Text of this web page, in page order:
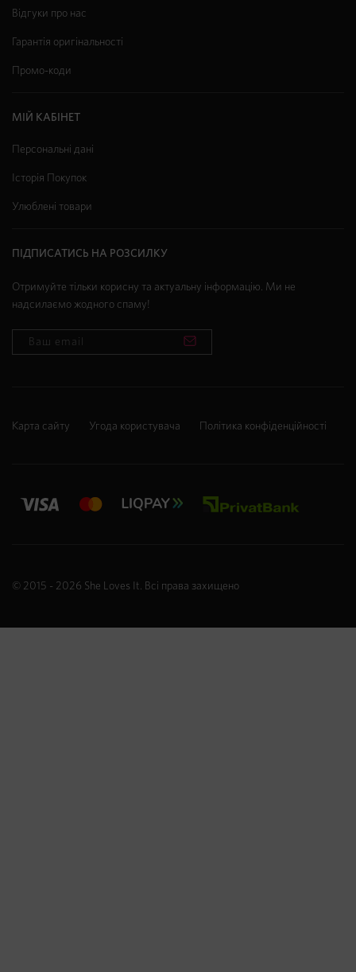
Відгуки про нас
Гарантія оригінальності
Промо-коди
МІЙ КАБІНЕТ
Персональні дані
Історія Покупок
Улюблені товари
ПІДПИСАТИСЬ НА РОЗСИЛКУ
Отримуйте тільки корисну та актуальну інформацію. Ми не
надсилаємо жодного спаму!
© 2015 - 2026 She Loves It. Всі права захищено
Карта сайту Угода користувача Політика конфіденційності